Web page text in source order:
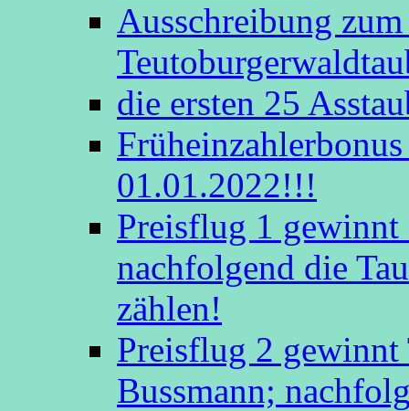
Ausschreibung
die ersten 25
01.01.2022!!!
Preisflug 1 gewinnt
nachfolgend die
zählen!
Preisflug 2 gewinnt
Bussmann;